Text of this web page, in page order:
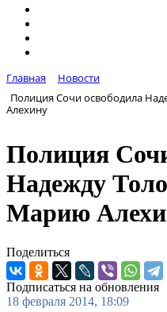
Главная
Новости
Полиция Сочи освободила
Алехину
Полиция
Надежду
Марию
Поделиться
Подписаться на обновления
18 февраля 2014, 18:09